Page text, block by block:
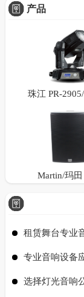
产品
珠江 PR-
Martin/玛
租赁舞台专业
专业音响设备
选择灯光音响